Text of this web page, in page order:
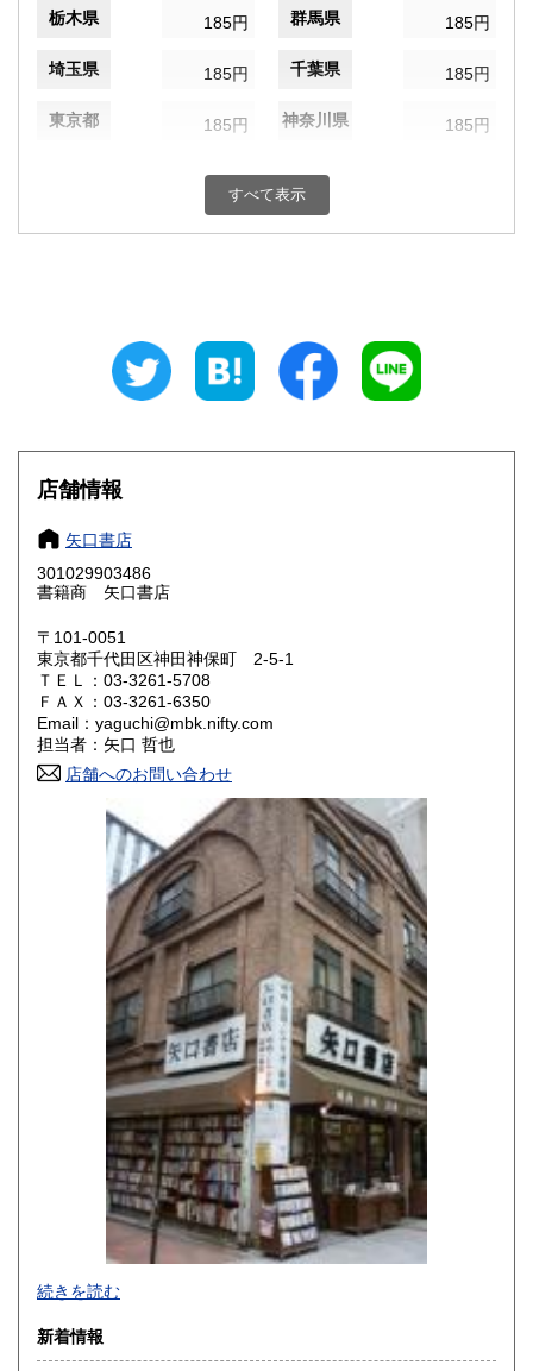
栃木県 185円 群馬県 185円
埼玉県 185円 千葉県 185円
東京都 185円 神奈川県 185円
185円 富山県
185円 三重県
大阪府
奈良県
鳥取県
岡山県
山口県 185円
香川県 185円
高知県
185円 長崎県
185円 大分県
185円 鹿児島県
185円
すべて表示
店舗情報
矢口書店
301029903486
書籍商 矢口書店
〒101-0051
東京都千代田区神田神保町 2-5-1
ＴＥＬ：03-3261-5708
ＦＡＸ：03-3261-6350
Email：yaguchi@mbk.nifty.com
担当者：矢口 哲也
店舗へのお問い合わせ
続きを読む
新着情報